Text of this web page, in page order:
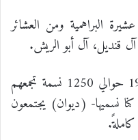
البراهمية ومن العشائر
آل قنديل، آل أبو الريش.
كان عدد سكان القرية في العام 1948 حوالي 1250 نسمة تجمعهم
نسميها- (ديوان) يجتمعون